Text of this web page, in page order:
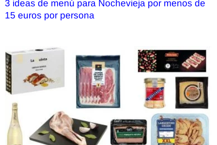
3 ideas de menú para Nochevieja por menos de
15 euros por persona